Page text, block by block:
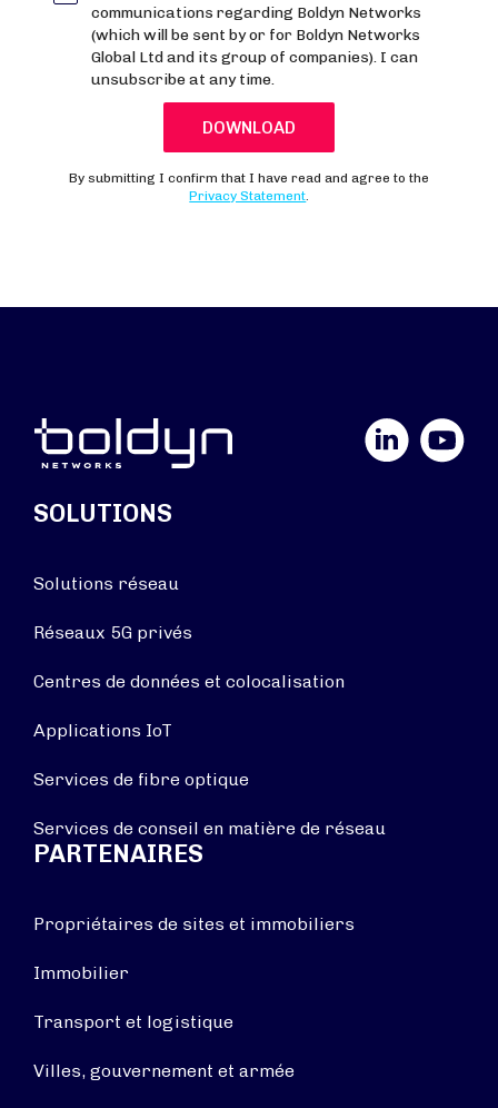
YouTube
SOLUTIONS
Solutions réseau
Réseaux 5G privés
Centres de données et colocalisation
Applications IoT
Services de fibre optique
Services de conseil en matière de réseau
PARTENAIRES
Propriétaires de sites et immobiliers
Immobilier
Transport et logistique
Villes, gouvernement et armée